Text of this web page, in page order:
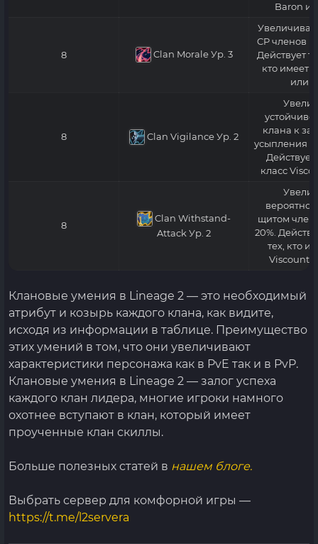
Baron
8 Clan MoraleУр. 3
CP членов
Действует
кто имеет
или
8 Clan VigilanceУр. 2
клана к
усыпления
Действует
класс
8
Clan Withstand-
Attack Ур. 2
щитом
20%.
тех, кто
Viscount
Клановые умения в Lineage 2 — это необходимый
атрибут и козырь каждого клана, как видите,
исходя из информации в таблице. Преимущество
этих умений в том, что они увеличивают
характеристики персонажа как в PvE так и в PvP.
Клановые умения в Lineage 2 — залог успеха
каждого клан лидера, многие игроки намного
охотнее вступают в клан, который имеет
проученные клан скиллы.
Больше полезных статей в нашем блоге.
Выбрать сервер для комфорной игры —
https://t.me/l2servera